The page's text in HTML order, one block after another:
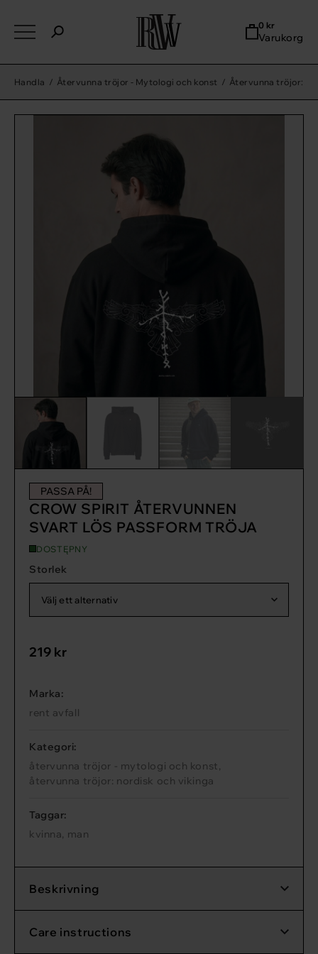
0 kr
Varukorg
Handla / Återvunna tröjor - Mytologi och konst / Återvunna tröjor:
PASSA PÅ!
CROW SPIRIT ÅTERVUNNEN
SVART LÖS PASSFORM TRÖJA
DOSTĘPNY
219 kr
Storlek
Välj ett alternativ
Marka:
rent avfall
Kategori:
återvunna tröjor - mytologi och konst,
återvunna tröjor: nordisk och vikinga
Taggar:
kvinna, man
Beskrivning
en dubbelfodrad huva. Den generösa, robusta huvan
Care instructions